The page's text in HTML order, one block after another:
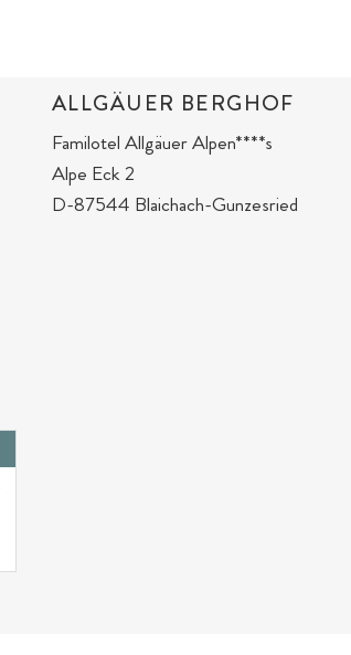
ALLGÄUER BERGHOF
Familotel Allgäuer Alpen****s
Alpe Eck 2
D-87544 Blaichach-Gunzesried